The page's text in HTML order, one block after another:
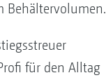
für den Alltag